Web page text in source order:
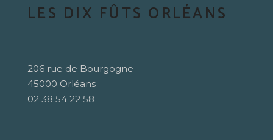
LES DIX FÛTS ORLÉANS
206 rue de Bourgogne
45000 Orléans
02 38 54 22 58